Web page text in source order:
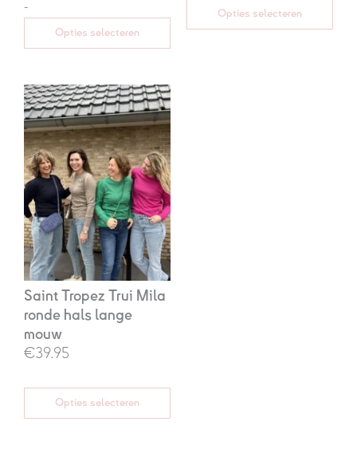
-
Opties selecteren
Opties selecteren
Saint Tropez Trui Mila
ronde hals lange
mouw
€39.95
Opties selecteren